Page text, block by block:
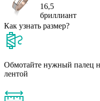
16,5
бриллиант
Как узнать размер?
Обмотайте нужный палец
лентой